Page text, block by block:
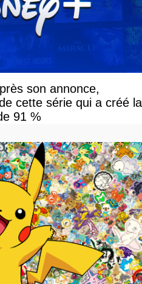
son annonce,
cette série qui a créé la
91 %